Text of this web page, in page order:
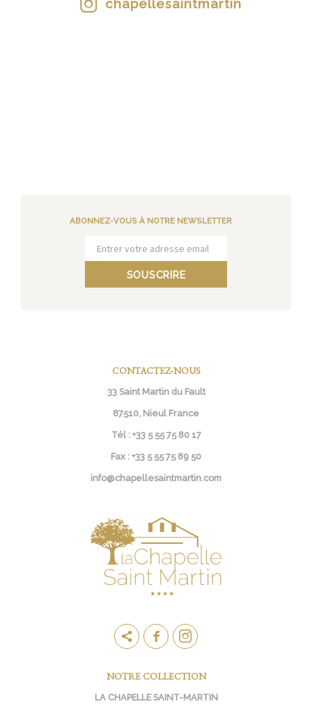
chapellesaintmartin
ABONNEZ-VOUS À NOTRE NEWSLETTER
SOUSCRIRE
CONTACTEZ-NOUS
33 Saint Martin du Fault
87510, Nieul France
Tél : +33 5 55 75 80 17
Fax : +33 5 55 75 89 50
info@chapellesaintmartin.com
NOTRE COLLECTION
LA CHAPELLE SAINT-MARTIN